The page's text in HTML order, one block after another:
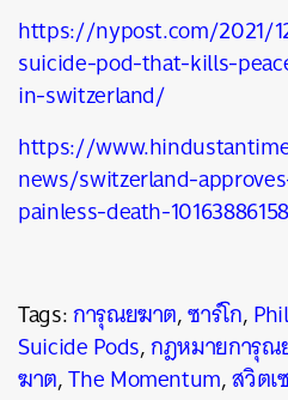
https://nypost.com/2021/
suicide-pod-that-kills-
in-switzerland/
https://
news/switzerland-
painless-death-
Tags:การุณยฆาต,ซาร์โก,
Suicide Pods,กฎหมายการุ
ฆาต,The Momentum,สวิต